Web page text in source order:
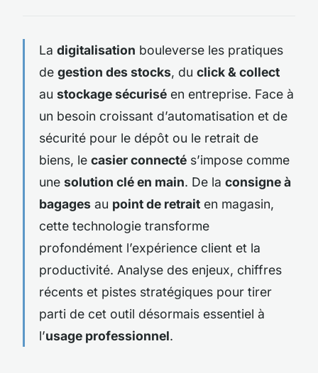
La digitalisation bouleverse les pratiques
de gestion des stocks, du click & collect
au stockage sécurisé en entreprise. Face à
un besoin croissant d’automatisation et de
sécurité pour le dépôt ou le retrait de
biens, le casier connecté s’impose comme
une solution clé en main. De la consigne à
bagages au point de retrait en magasin,
cette technologie transforme
profondément l’expérience client et la
productivité. Analyse des enjeux, chiffres
récents et pistes stratégiques pour tirer
parti de cet outil désormais essentiel à
l’usage professionnel.